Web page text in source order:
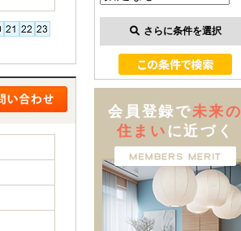
さらに条件を選択
会員登録で未来の
住まい に近づく